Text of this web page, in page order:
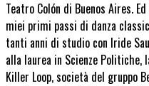
Teatro Colón di Buenos Aires.
miei primi passi di danza
tanti anni di studio con Iride
alla laurea in Scienze Politiche,
Killer Loop, società del gruppo